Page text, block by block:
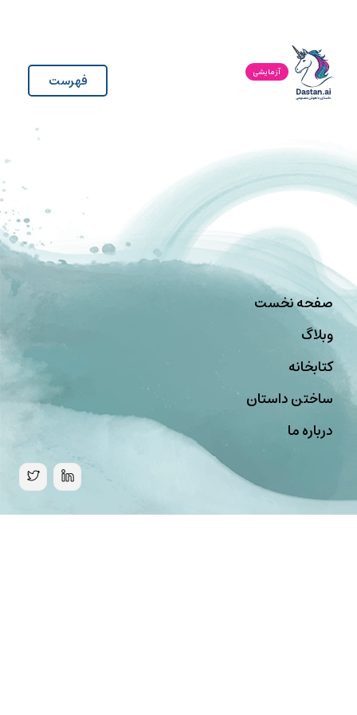
آزمایشی فهرست
صفحه نخست
وبلاگ
کتابخانه
ساختن داستان
درباره ما